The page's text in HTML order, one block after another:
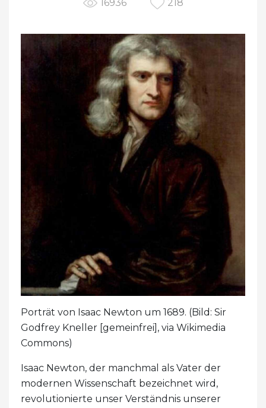
16936 218
Porträt von Isaac Newton um 1689. (Bild: Sir
Godfrey Kneller [gemeinfrei], via Wikimedia
Commons)
Isaac Newton, der manchmal als Vater der
modernen Wissenschaft bezeichnet wird,
revolutionierte unser Verständnis unserer